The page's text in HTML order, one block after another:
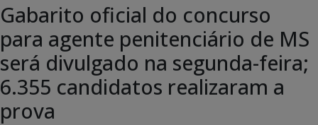
Gabarito oficial do concurso
para agente penitenciário de MS
será divulgado na segunda-feira;
6.355 candidatos realizaram a
prova